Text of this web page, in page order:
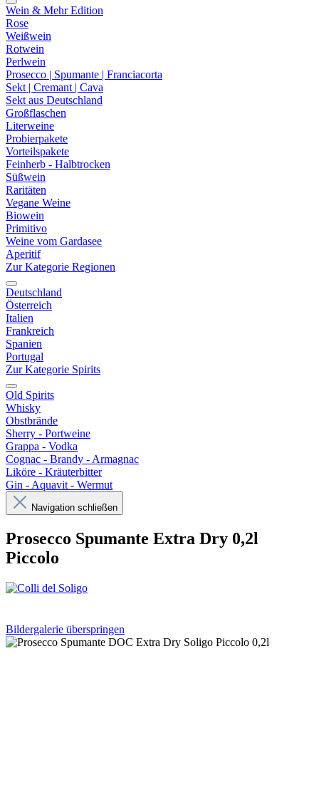
Wein & Mehr Edition
Rose
Weißwein
Rotwein
Perlwein
Prosecco | Spumante | Franciacorta
Sekt | Cremant | Cava
Sekt aus Deutschland
Großflaschen
Literweine
Probierpakete
Vorteilspakete
Feinherb - Halbtrocken
Süßwein
Raritäten
Vegane Weine
Biowein
Primitivo
Weine vom Gardasee
Aperitif
Zur Kategorie Regionen
Deutschland
Österreich
Italien
Frankreich
Spanien
Portugal
Zur Kategorie Spirits
Old Spirits
Whisky
Obstbrände
Sherry - Portweine
Grappa - Vodka
Cognac - Brandy - Armagnac
Liköre - Kräuterbitter
Gin - Aquavit - Wermut
Navigation schließen
Prosecco Spumante Extra Dry 0,2l
Piccolo
Bildergalerie überspringen